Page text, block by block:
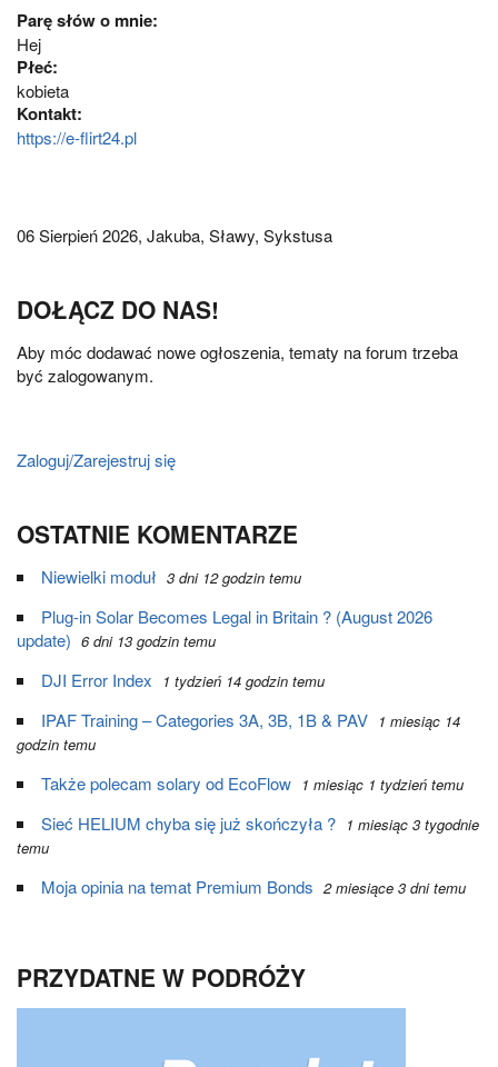
Parę słów o mnie:
Hej
Płeć:
kobieta
Kontakt:
https://e-flirt24.pl
06 Sierpień 2026, Jakuba, Sławy, Sykstusa
DOŁĄCZ DO NAS!
Aby móc dodawać nowe ogłoszenia, tematy na forum trzeba
być zalogowanym.
Zaloguj/Zarejestruj się
OSTATNIE KOMENTARZE
Niewielki moduł 3 dni 12 godzin temu
Plug-in Solar Becomes Legal in Britain ? (August 2026
update) 6 dni 13 godzin temu
DJI Error Index 1 tydzień 14 godzin temu
IPAF Training – Categories 3A, 3B, 1B & PAV 1 miesiąc 14
godzin temu
Także polecam solary od EcoFlow 1 miesiąc 1 tydzień temu
Sieć HELIUM chyba się już skończyła ? 1 miesiąc 3 tygodnie
temu
Moja opinia na temat Premium Bonds 2 miesiące 3 dni temu
PRZYDATNE W PODRÓŻY